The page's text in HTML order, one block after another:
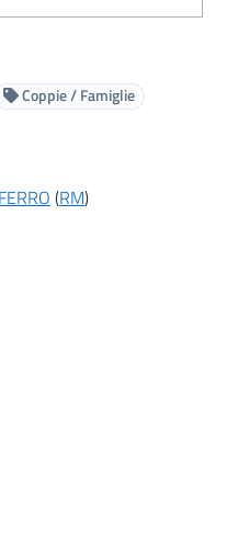
Coppie / Famiglie
(RM)